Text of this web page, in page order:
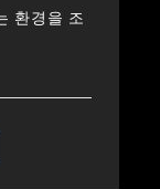
환경을 조